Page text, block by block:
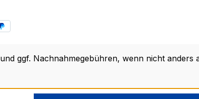
und ggf. Nachnahmegebühren, wenn nicht anders